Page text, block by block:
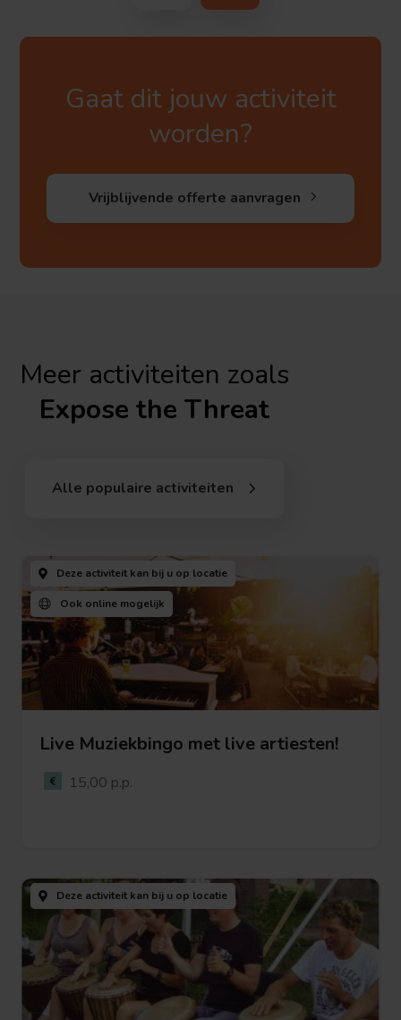
Gaat dit jouw activiteit
worden?
Vrijblijvende offerte aanvragen
Meer activiteiten zoals
Expose the Threat
Alle populaire activiteiten
Deze activiteit kan bij u op locatie
Ook online mogelijk
Live Muziekbingo met live artiesten!
15,00 p.p.
deze
activiteitDeze activiteit kan bij u op locatie